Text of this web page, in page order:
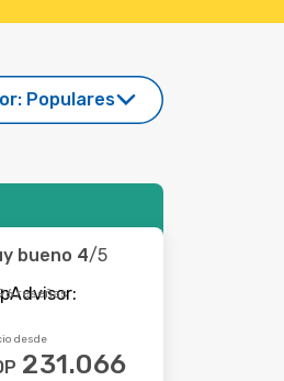
Populares
bueno 4/5
reseñas
desde
231.066